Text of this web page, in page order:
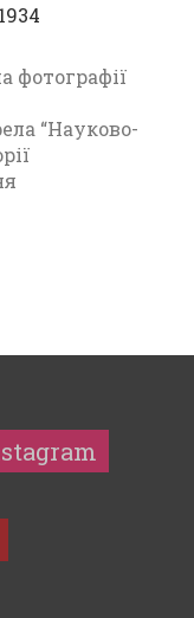
фотографії
“Науково-